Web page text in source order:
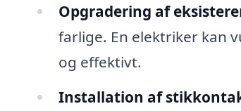
Opgradering af
farlige. En elektriker kan
og effektivt.
Installation af